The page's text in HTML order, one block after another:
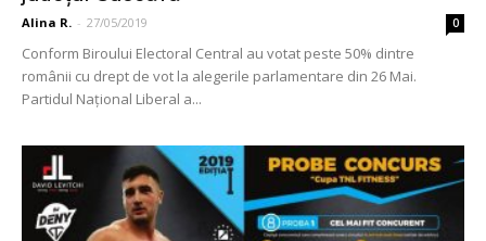
Alina R. - 27/05/2019 0
Conform Biroului Electoral Central au votat peste 50% dintre
românii cu drept de vot la alegerile parlamentare din 26 Mai.
Partidul Național Liberal a...